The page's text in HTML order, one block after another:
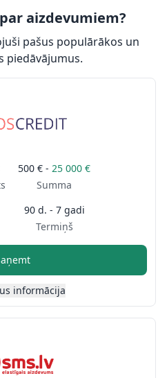
aizdevumiem?
pašus populārākos un
piedāvājumus.
500 € - 25 000 €
Summa
90 d. - 7 gadi
Termiņš
informācija